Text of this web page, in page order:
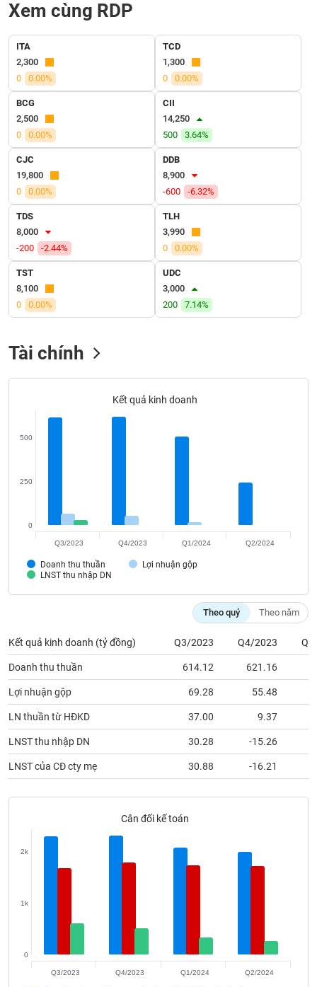
Xem cùng RDP
ITA
2,300
0
0.00%
TCD
1,300
0
0.00%
BCG
2,500
0
0.00%
CII
14,250
500
3.64%
CJC
19,800
0
0.00%
DDB
8,900
-600
-6.32%
TDS
8,000
-200
-2.44%
TLH
3,990
0
0.00%
TST
8,100
0
0.00%
UDC
3,000
200
7.14%
Tài chính
Kết quả kinh doanh
Doanh thu thuần
Lợi nhuận gộp
LNST thu nhập DN
0
250
500
Q3/2023 Q4/2023 Q1/2024 Q2/2024
Theo quý Theo năm
Kết quả kinh doanh (tỷ đồng) Q3/2023 Q4/2023
Doanh thu thuần 614.12 621.16
Lợi nhuận gộp 69.28 55.48
LN thuần từ HĐKD 37.00 9.37
LNST thu nhập DN 30.28 -15.26
LNST của CĐ cty mẹ 30.88 -16.21
Cân đối kế toán
0
1k
2k
Q3/2023 Q4/2023 Q1/2024 Q2/2024
SỨC
KHỎE
TÀI
CHÍNH
CÔNG
NGHỆ
THÔNG
TIN
DỊCH
THÔNG
ÍCH
ĐỘNG
SẢN
Mã
khoán
Tất cả Cổ phiếu Chứng chỉ quỹ Chứng
đạo
(-)
Tất cả Người nội bộ Người liên quan Cổ đông lớn
Tin
tức
Bài
của
phân
tích